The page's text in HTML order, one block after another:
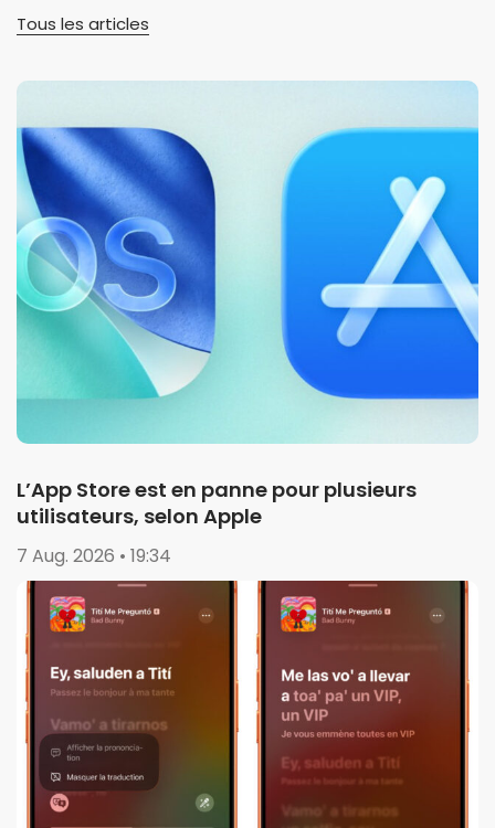
Tous les articles
L’App Store est en panne pour plusieurs
utilisateurs, selon Apple
7 Aug. 2026 • 19:34